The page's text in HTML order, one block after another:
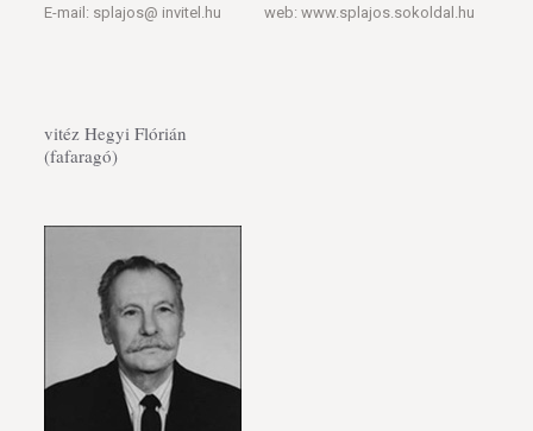
E-mail: splajos@ invitel.hu web: www.splajos.sokoldal.hu
vitéz Hegyi Flórián
(fafaragó)